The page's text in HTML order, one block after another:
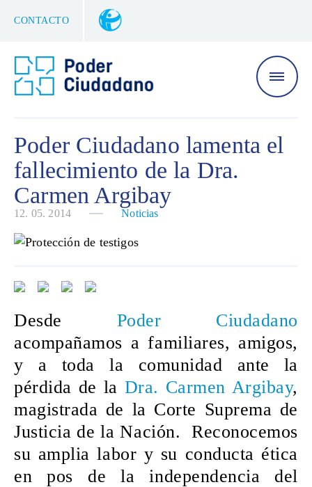
CONTACTO
Poder Ciudadano lamenta el
fallecimiento de la Dra.
Carmen Argibay
12. 05. 2014 Noticias
Desde Poder Ciudadano
acompañamos a familiares, amigos,
y a toda la comunidad ante la
pérdida de la Dra. Carmen Argibay,
magistrada de la Corte Suprema de
Justicia de la Nación. Reconocemos
su amplia labor y su conducta ética
en pos de la independencia del